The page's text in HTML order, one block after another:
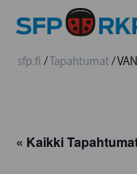
sfp.fi /Tapahtumat/
« Kaikki